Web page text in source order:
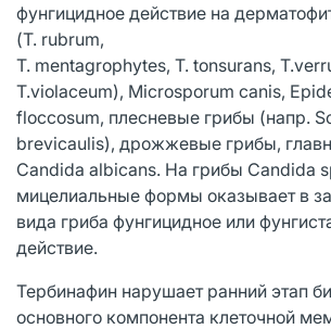
фунгицидное действиe на
(Т. rubrum,
Т. mentagrophytes, Т. tonsurans,
T.violaceum), Microsporum canis,
floccosum, плесневые грибы (напр.
brevicaulis), дрожжевые грибы,
Candida albicans. На грибы Candida
мицелиальные формы оказывает в
вида гриба фунгицидное или
действие.
Тербинафин нарушает ранний этап
основного компонента клеточной